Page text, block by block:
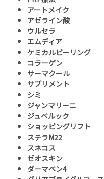
アートメイク
アゼライン酸
ウルセラ
エムディア
ケミカルピーリング
コラーゲン
サーマクール
サプリメント
シミ
ジャンマリーニ
ジュベルック
ショッピングリフト
ステラM22
スネコス
ゼオスキン
ダーマペン4